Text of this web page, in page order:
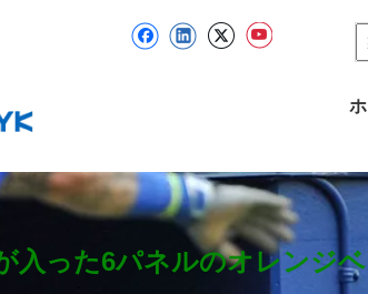
入った6パネルのオレンジ